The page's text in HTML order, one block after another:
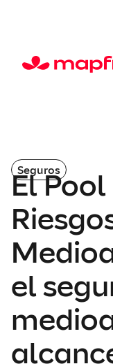
Seguros
El
el